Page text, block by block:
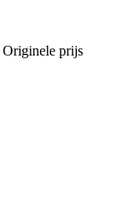
Originele prijs